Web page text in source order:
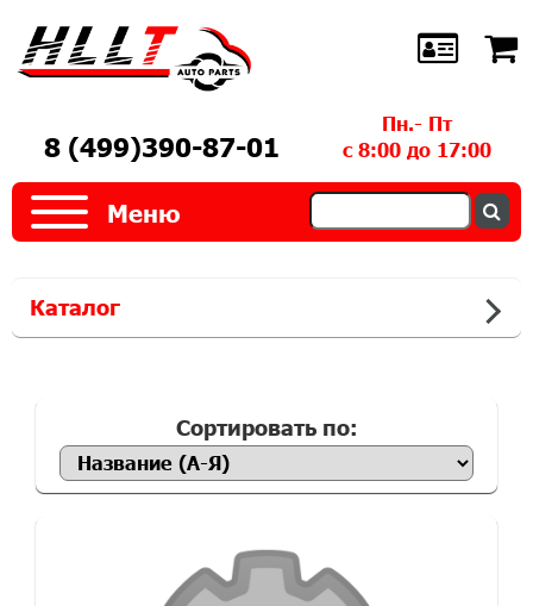
8 (499)390-87-01
Пн.- Пт
с 8:00 до 17:00
Меню
Каталог
Сортировать по: